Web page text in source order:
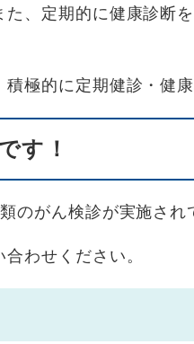
、定期的に健康診断
極的に定期健診・健康
す！
がん検診が実施され
わせください。